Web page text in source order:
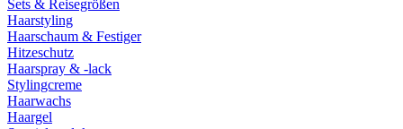
Sets & Reisegrößen
Haarstyling
Haarschaum & Festiger
Hitzeschutz
Haarspray & -lack
Stylingcreme
Haarwachs
Haargel